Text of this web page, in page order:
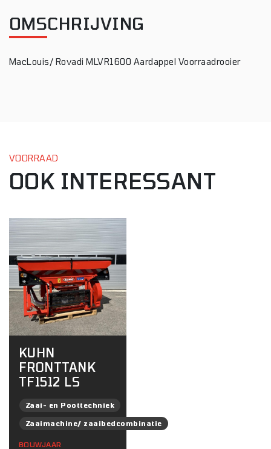
OMSCHRIJVING
MacLouis/ Rovadi MLVR1600 Aardappel Voorraadrooier
VOORRAAD
OOK INTERESSANT
KUHN
FRONTTANK
TF1512 LS
Zaai- en Poottechniek
Zaaimachine/ zaaibedcombinatie
BOUWJAAR